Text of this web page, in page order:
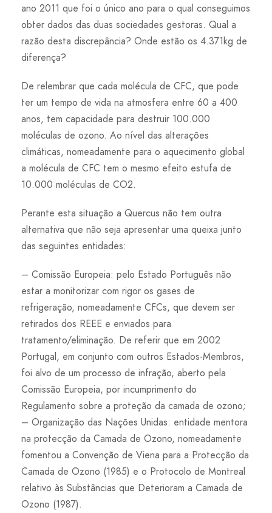
ano 2011 que foi o único ano para o qual conseguimos
obter dados das duas sociedades gestoras. Qual a
razão desta discrepância? Onde estão os 4.371kg de
diferença?
De relembrar que cada molécula de CFC, que pode
ter um tempo de vida na atmosfera entre 60 a 400
anos, tem capacidade para destruir 100.000
moléculas de ozono. Ao nível das alterações
climáticas, nomeadamente para o aquecimento global
a molécula de CFC tem o mesmo efeito estufa de
10.000 moléculas de CO2.
Perante esta situação a Quercus não tem outra
alternativa que não seja apresentar uma queixa junto
das seguintes entidades:
– Comissão Europeia: pelo Estado Português não
estar a monitorizar com rigor os gases de
refrigeração, nomeadamente CFCs, que devem ser
retirados dos REEE e enviados para
tratamento/eliminação. De referir que em 2002
Portugal, em conjunto com outros Estados-Membros,
foi alvo de um processo de infração, aberto pela
Comissão Europeia, por incumprimento do
Regulamento sobre a proteção da camada de ozono;
– Organização das Nações Unidas: entidade mentora
na protecção da Camada de Ozono, nomeadamente
fomentou a Convenção de Viena para a Protecção da
Camada de Ozono (1985) e o Protocolo de Montreal
relativo às Substâncias que Deterioram a Camada de
Ozono (1987).